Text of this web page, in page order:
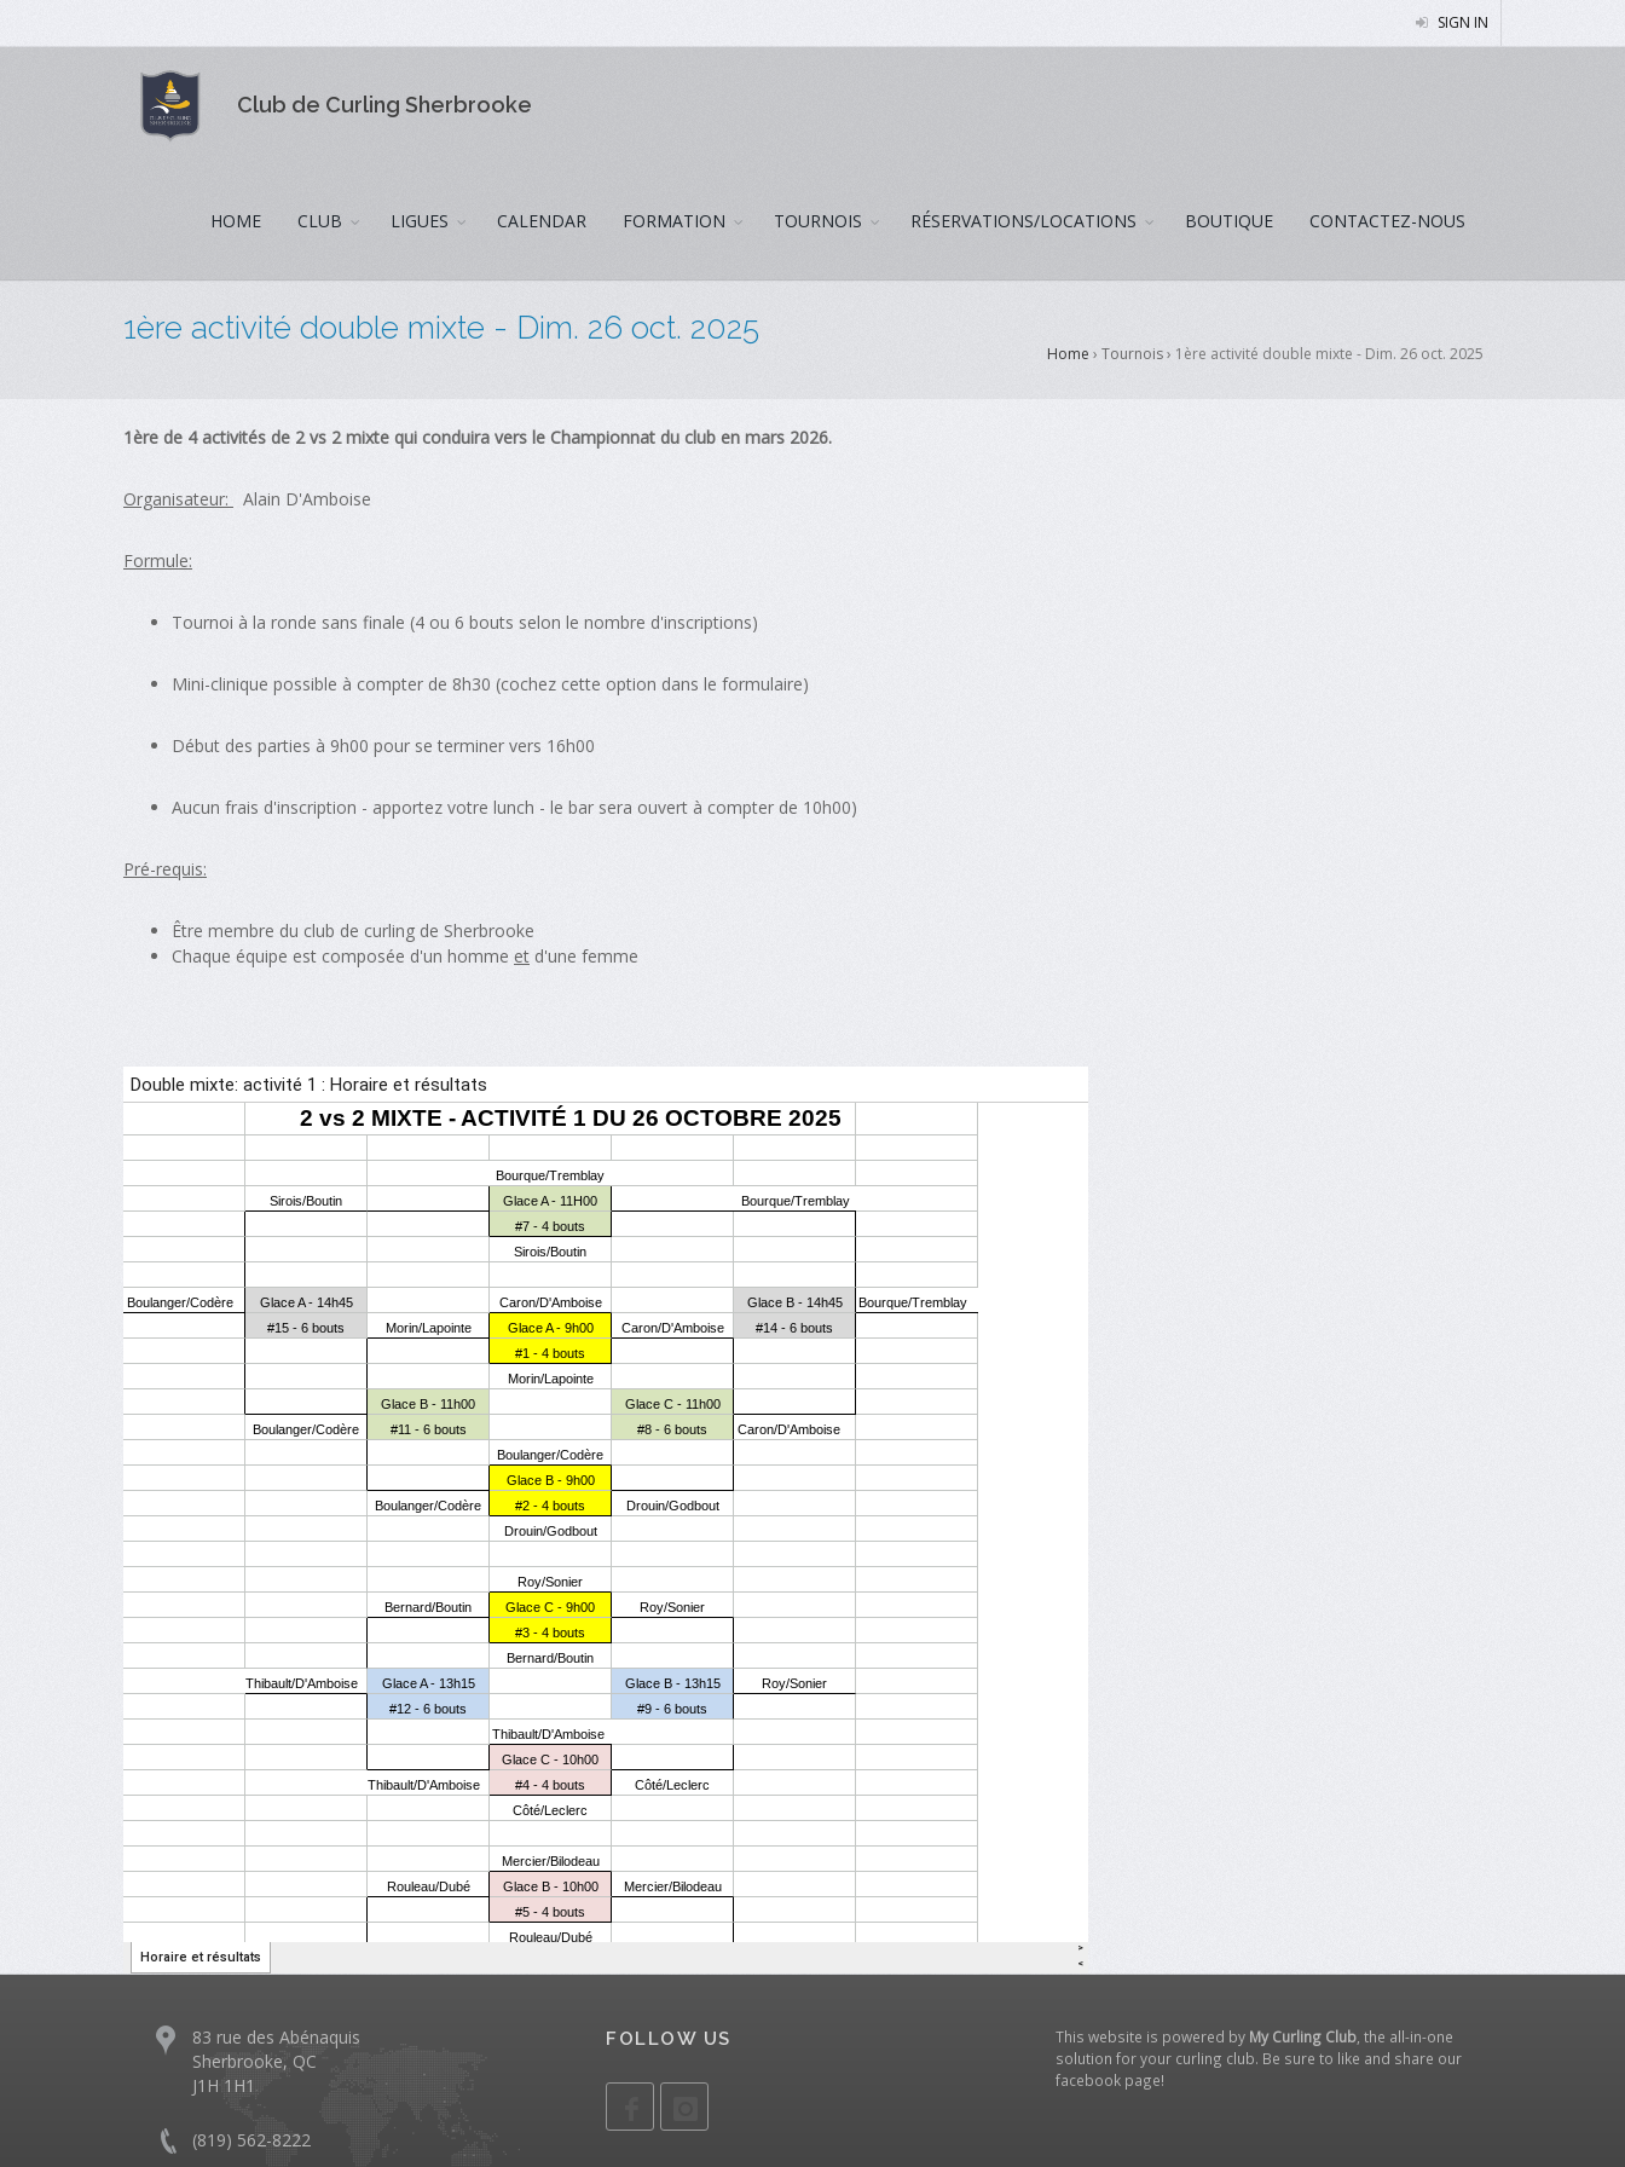
SIGN IN
Club de Curling Sherbrooke
HOME CLUB LIGUES CALENDAR FORMATION TOURNOIS RÉSERVATIONS/LOCATIONS BOUTIQUE CONTACTEZ-NOUS
1ère activité double mixte - Dim. 26 oct. 2025
Home › Tournois › 1ère activité double mixte - Dim. 26 oct. 2025
1ère de 4 activités de 2 vs 2 mixte qui conduira vers le Championnat du club en mars 2026.
Organisateur: Alain D'Amboise
Formule:
Tournoi à la ronde sans finale (4 ou 6 bouts selon le nombre d'inscriptions)
Mini-clinique possible à compter de 8h30 (cochez cette option dans le formulaire)
Début des parties à 9h00 pour se terminer vers 16h00
Aucun frais d'inscription - apportez votre lunch - le bar sera ouvert à compter de 10h00)
Pré-requis:
Être membre du club de curling de Sherbrooke
Chaque équipe est composée d'un homme et d'une femme
83 rue des Abénaquis
Sherbrooke, QC
J1H 1H1
(819) 562-8222
FOLLOW US This website is powered by My Curling Club, the all-in-one
solution for your curling club. Be sure to like and share our
facebook page!